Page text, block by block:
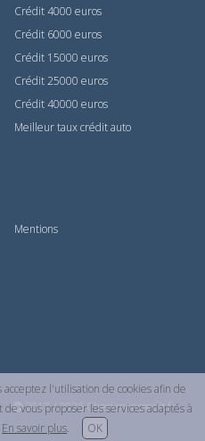
l'utilisation de cookies afin de
vous proposer les services adaptés à
En savoir plus. OK
Crédit 4000 euros
Crédit 6000 euros
Crédit 15000 euros
Crédit 25000 euros
Crédit 40000 euros
Meilleur taux crédit auto
Mentions
2017 / 2026 Checkmoncredit.fr